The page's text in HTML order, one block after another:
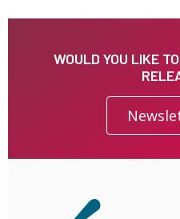
WOULD YOU LIKE